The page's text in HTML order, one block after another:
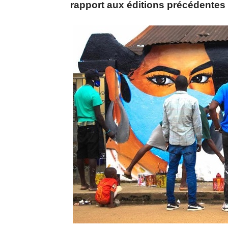
rapport aux éditions précédentes